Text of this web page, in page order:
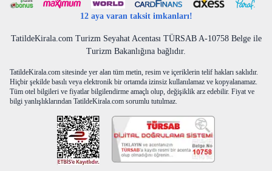
12 aya varan taksit imkanları!
TatildeKirala.com Turizm Seyahat Acentası TÜRSAB A-10758 Belge ile
Turizm Bakanlığına bağlıdır.
TatildeKirala.com sitesinde yer alan tüm metin, resim ve içeriklerin telif hakları saklıdır.
Hiçbir şekilde basılı veya elektronik bir ortamda izinsiz kullanılamaz ve kopyalanamaz.
Tüm otel bilgileri ve fiyatlar bilgilendirme amaçlı olup, değişiklik arz edebilir. Fiyat ve
bilgi yanlışlıklarından TatildeKirala.com sorumlu tutulmaz.